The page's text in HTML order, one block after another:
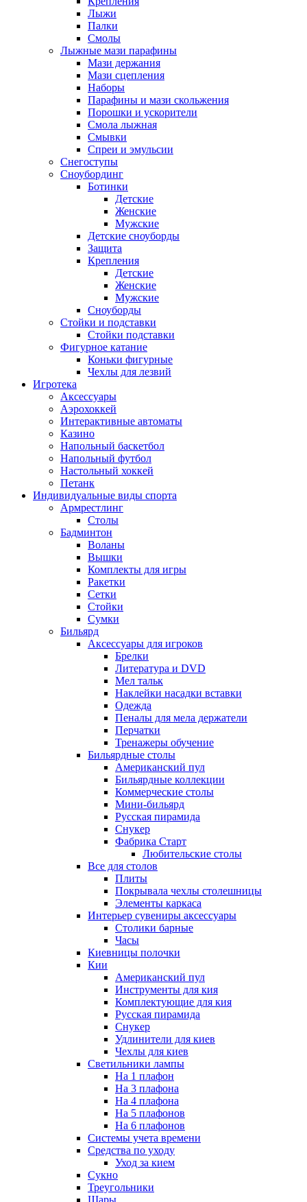
Лыжи
Палки
Смолы
Лыжные мази парафины
Мази держания
Мази сцепления
Наборы
Парафины и мази скольжения
Порошки и ускорители
Смола лыжная
Смывки
Спреи и эмульсии
Снегоступы
Сноубординг
Ботинки
Детские
Женские
Мужские
Детские сноуборды
Защита
Крепления
Детские
Женские
Мужские
Сноуборды
Стойки и подставки
Cтойки подставки
Фигурное катание
Коньки фигурные
Чехлы для лезвий
Игротека
Аксессуары
Аэрохоккей
Интерактивные автоматы
Казино
Напольный баскетбол
Напольный футбол
Настольный хоккей
Петанк
Индивидуальные виды спорта
Армрестлинг
Столы
Бадминтон
Воланы
Вышки
Комплекты для игры
Ракетки
Сетки
Стойки
Сумки
Бильярд
Аксессуары для игроков
Брелки
Литература и DVD
Мел тальк
Наклейки насадки вставки
Одежда
Пеналы для мела держатели
Перчатки
Тренажеры обучение
Бильярдные столы
Американский пул
Бильярдные коллекции
Коммерческие столы
Мини-бильярд
Русская пирамида
Снукер
Фабрика Старт
Любительские столы
Все для столов
Плиты
Покрывала чехлы столешницы
Элементы каркаса
Интерьер сувениры аксессуары
Столики барные
Часы
Киевницы полочки
Кии
Американский пул
Инструменты для кия
Комплектующие для кия
Русская пирамида
Снукер
Удлинители для киев
Чехлы для киев
Светильники лампы
На 1 плафон
На 3 плафона
На 4 плафона
На 5 плафонов
На 6 плафонов
Системы учета времени
Средства по уходу
Уход за кием
Сукно
Треугольники
Шары